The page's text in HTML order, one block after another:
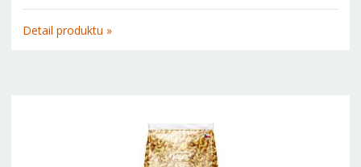
g energetická hodnota 338 kcal/1516 kJ tuky celkem 1,2 g z
toho nasycené mastné kyseliny 0,2 g sacharidy 74,0 g z...
Detail produktu »